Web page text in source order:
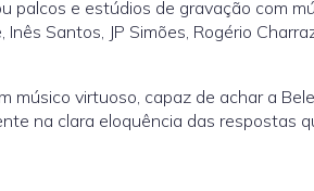
palcos e estúdios de gravação com
Inês Santos, JP Simões, Rogério
músico virtuoso, capaz de achar a
na clara eloquência das respostas